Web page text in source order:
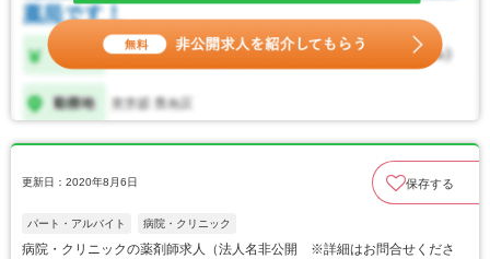
更新日：2020年8月6日 保存する
パート・アルバイト 病院・クリニック
病院・クリニックの薬剤師求人（法人名非公開 ※詳細はお問合せくださ